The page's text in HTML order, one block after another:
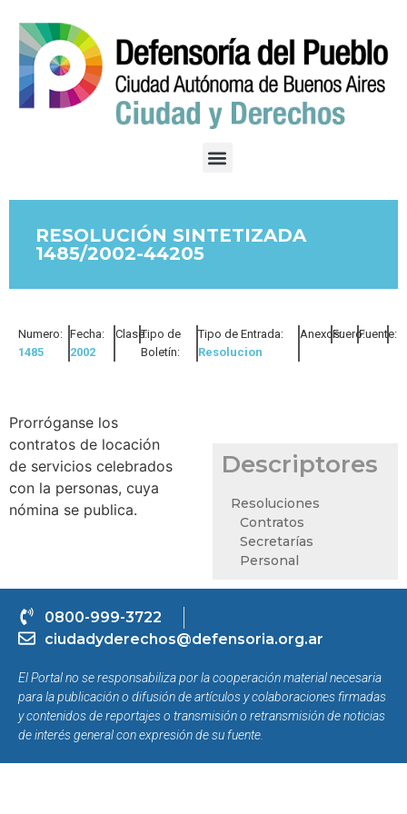
RESOLUCIÓN SINTETIZADA
1485/2002-44205
Numero:
1485
Fecha:
2002
Clase:Tipo de
Boletín:
Tipo de Entrada:
Resolucion
Anexos:Fuero:Fuente:
Prorróganse los
contratos de locación
de servicios celebrados
con la personas, cuya
nómina se publica.
Descriptores
Resoluciones
Contratos
Secretarías
Personal
0800-999-3722
ciudadyderechos@defensoria.org.ar
El Portal no se responsabiliza por la cooperación material necesaria
para la publicación o difusión de artículos y colaboraciones firmadas
y contenidos de reportajes o transmisión o retransmisión de noticias
de interés general con expresión de su fuente.